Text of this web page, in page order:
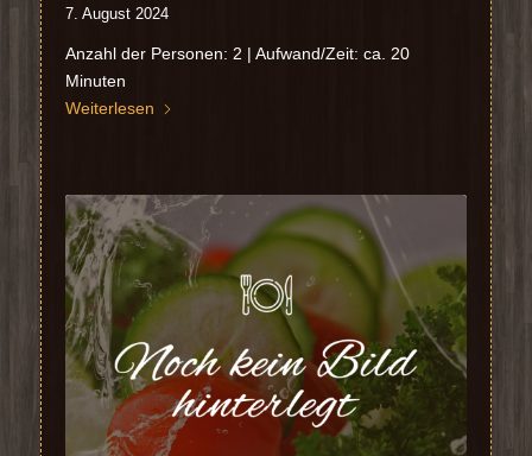
7. August 2024
Anzahl der Personen: 2 | Aufwand/Zeit: ca. 20
Minuten
Weiterlesen